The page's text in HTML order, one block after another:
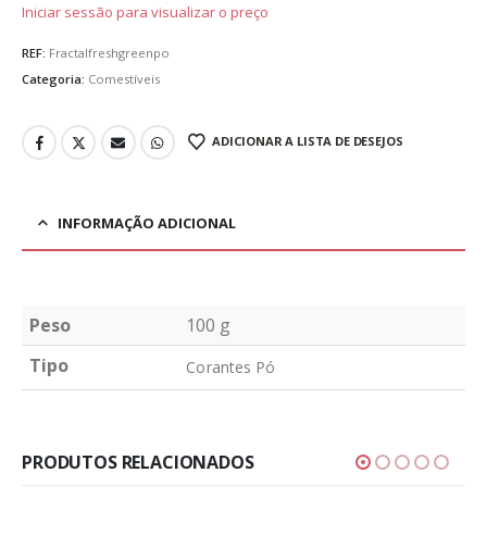
Iniciar sessão para visualizar o preço
REF: Fractalfreshgreenpo
Categoria: Comestíveis
ADICIONAR A LISTA DE DESEJOS
INFORMAÇÃO ADICIONAL
Peso
100 g
Tipo
Corantes Pó
PRODUTOS RELACIONADOS